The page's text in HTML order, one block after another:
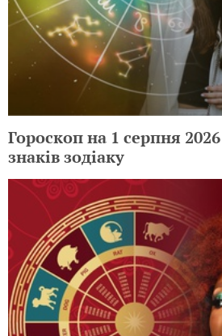
Гороскоп на 1 серпня
знаків зодіаку